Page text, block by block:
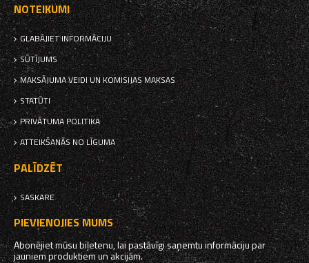
NOTEIKUMI
GLABĀJIET INFORMĀCIJU
SŪTĪJUMS
MAKSĀJUMA VEIDI UN KOMISIJAS MAKSAS
STATŪTI
PRIVĀTUMA POLITIKA
ATTEIKŠANĀS NO LĪGUMA
PALĪDZĒT
SASKARE
PIEVIENOJIES MUMS
Abonējiet mūsu biļetenu, lai pastāvīgi saņemtu informāciju par
jauniem produktiem un akcijām.